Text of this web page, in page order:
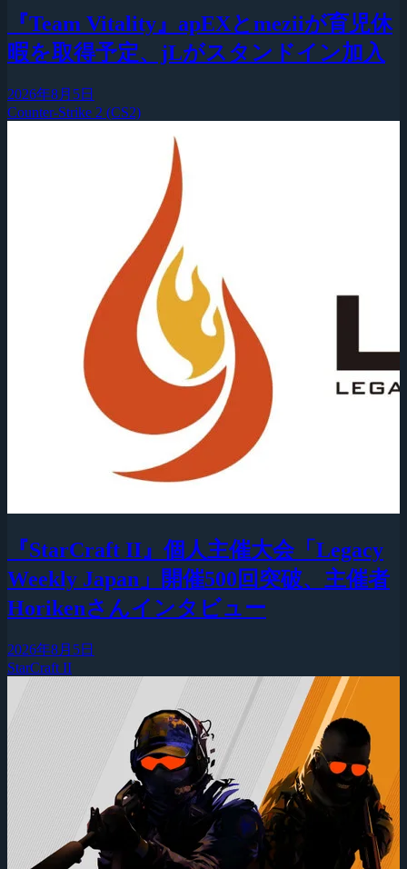
『Team Vitality』apEXとmeziiが育児休
暇を取得予定、jLがスタンドイン加入
2026年8月5日
Counter-Strike 2 (CS2)
『StarCraft II』個人主催大会「Legacy
Weekly Japan」開催500回突破、主催者
Horikenさんインタビュー
2026年8月5日
StarCraft II